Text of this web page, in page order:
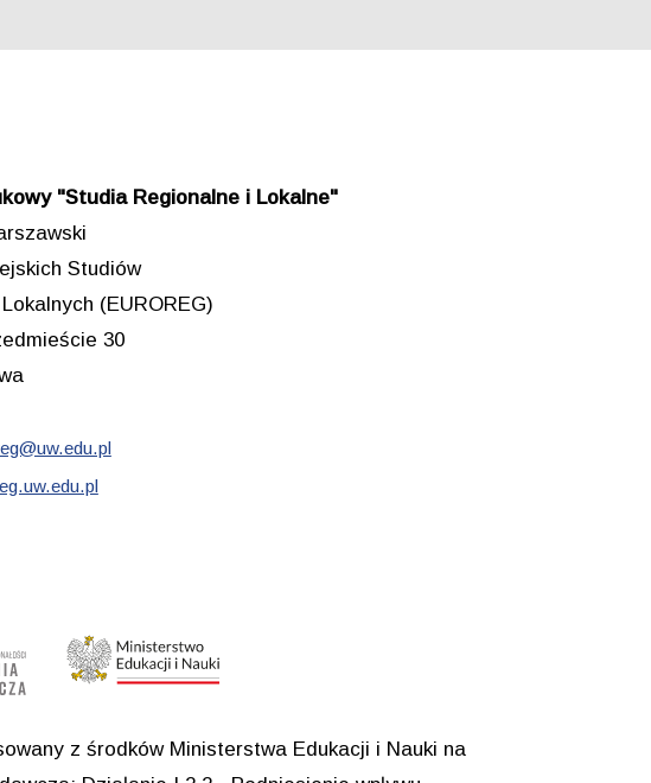
"Studia Regionalne i Lokalne"
Studiów
(EUROREG)
30
z środków Ministerstwa Edukacji i Nauki na